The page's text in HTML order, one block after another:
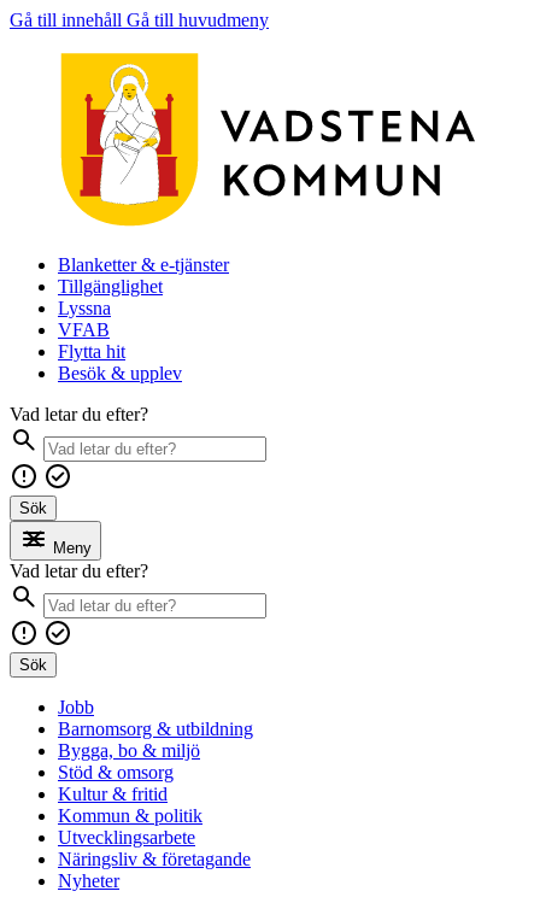
Gå till innehåll Gå till huvudmeny
Blanketter & e-tjänster
Tillgänglighet
Lyssna
VFAB
Flytta hit
Besök & upplev
Vad letar du efter?
Sök
Meny
Vad letar du efter?
Sök
Jobb
Barnomsorg & utbildning
Bygga, bo & miljö
Stöd & omsorg
Kultur & fritid
Kommun & politik
Utvecklingsarbete
Näringsliv & företagande
Nyheter